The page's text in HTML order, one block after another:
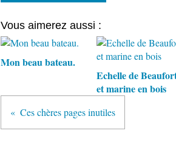
Vous aimerez aussi :
Mon beau bateau.
Echelle de
et marine en bois
Ces chères pages inutiles